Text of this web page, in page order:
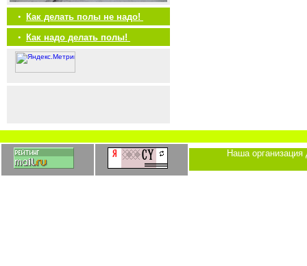
•
Как делать полы не надо!
•
Как надо делать полы!
Наша